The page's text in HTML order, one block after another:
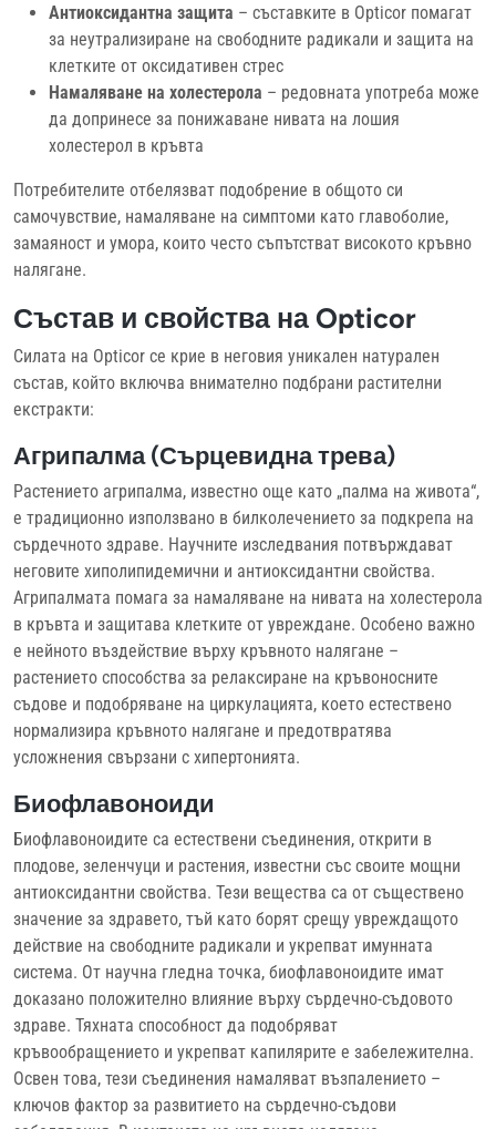
Антиоксидантна защита – съставките в Opticor помагат
за неутрализиране на свободните радикали и защита на
клетките от оксидативен стрес
Намаляване на холестерола – редовната употреба може
да допринесе за понижаване нивата на лошия
холестерол в кръвта
Потребителите отбелязват подобрение в общото си
самочувствие, намаляване на симптоми като главоболие,
замаяност и умора, които често съпътстват високото кръвно
налягане.
Състав и свойства на Opticor
Силата на Opticor се крие в неговия уникален натурален
състав, който включва внимателно подбрани растителни
екстракти:
Агрипалма (Сърцевидна трева)
Растението агрипалма, известно още като „палма на живота“,
е традиционно използвано в билколечението за подкрепа на
сърдечното здраве. Научните изследвания потвърждават
неговите хиполипидемични и антиоксидантни свойства.
Агрипалмата помага за намаляване на нивата на холестерола
в кръвта и защитава клетките от увреждане. Особено важно
е нейното въздействие върху кръвното налягане –
растението способства за релаксиране на кръвоносните
съдове и подобряване на циркулацията, което естествено
нормализира кръвното налягане и предотвратява
усложнения свързани с хипертонията.
Биофлавоноиди
Биофлавоноидите са естествени съединения, открити в
плодове, зеленчуци и растения, известни със своите мощни
антиоксидантни свойства. Тези вещества са от съществено
значение за здравето, тъй като борят срещу увреждащото
действие на свободните радикали и укрепват имунната
система. От научна гледна точка, биофлавоноидите имат
доказано положително влияние върху сърдечно-съдовото
здраве. Тяхната способност да подобряват
кръвообращението и укрепват капилярите е забележителна.
Освен това, тези съединения намаляват възпалението –
ключов фактор за развитието на сърдечно-съдови